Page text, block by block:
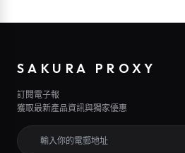
SAKURA PROXY
訂閱電子報
獲取最新產品資訊與獨家優惠